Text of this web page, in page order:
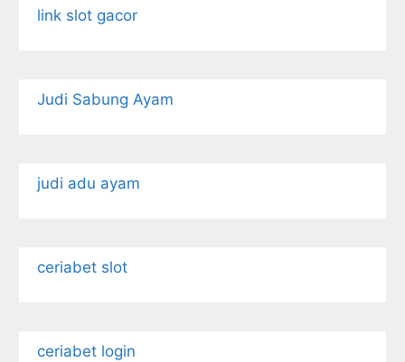
link slot gacor
Judi Sabung Ayam
judi adu ayam
ceriabet slot
ceriabet login